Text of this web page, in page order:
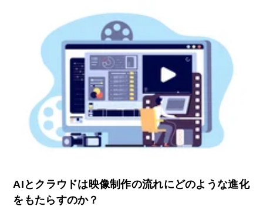
AIとクラウドは映像制作の流れにどのような進化
をもたらすのか？